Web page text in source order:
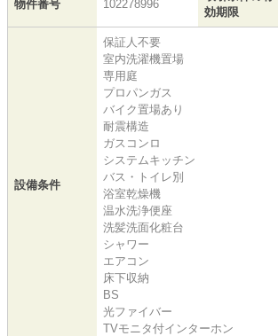
物件番号 102278996
効期限
設備条件
保証人不要
室内洗濯機置場
専用庭
プロパンガス
バイク置場あり
耐震構造
ガスコンロ
システムキッチン
バス・トイレ別
浴室乾燥機
温水洗浄便座
洗髪洗面化粧台
シャワー
エアコン
床下収納
BS
光ファイバー
TVモニタ付インターホン